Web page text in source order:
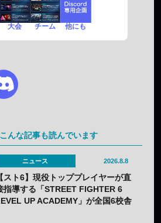
大会 チーム 他にも
んな記事も読んでいます
ニュース 2026.8.8
【スト6】現役トッププレイヤーが直
指導する「STREET FIGHTER 6
UP ACADEMY」が全国6校舎